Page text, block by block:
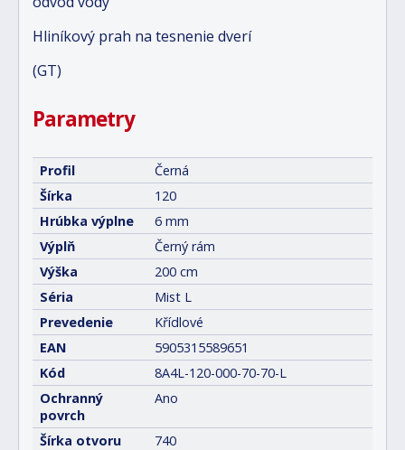
Hliníkový prah na tesnenie dverí
(GT)
Parametry
Profil
Černá
Šírka
120
Hrúbka výplne
6 mm
Výplň
Černý rám
Výška
200 cm
Séria
Mist L
Prevedenie
Křídlové
EAN
5905315589651
Kód
8A4L-120-000-70-70-L
Ochranný
povrch
Ano
Šírka otvoru
740